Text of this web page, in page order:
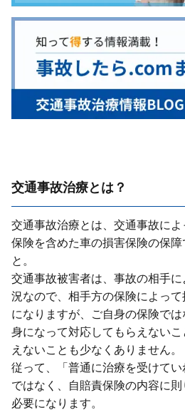
交通事故治療とは？
交通事故治療とは、交通事故に
保険を含めた⾞の損害保険の保
と。
交通事故被害者は、事故の相⼿
況なので、相⼿⽅の保険によっ
になりますが、ご⾃⾝の保険で
⾝になって対応してもらえない
えないことも少なくありません。
従って、「普通に治療を受けて
ではなく、⾃賠責保険の内容に
必要になります。